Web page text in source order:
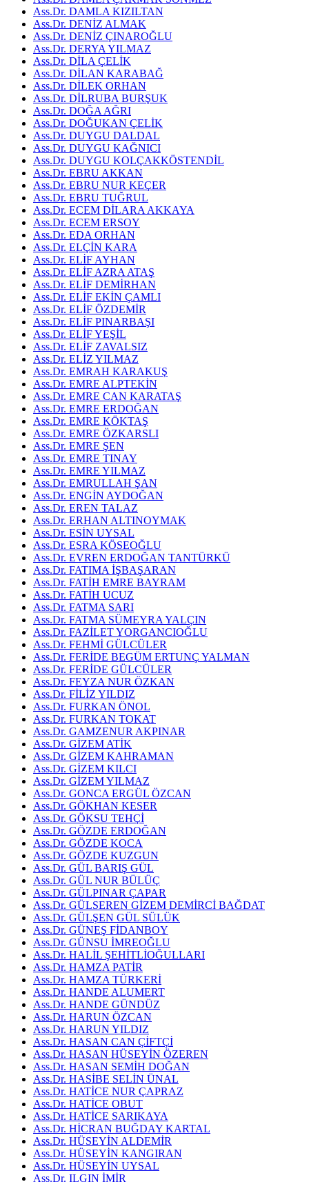
Ass.Dr. DAMLA KIZILTAN
Ass.Dr. DENİZ ALMAK
Ass.Dr. DENİZ ÇINAROĞLU
Ass.Dr. DERYA YILMAZ
Ass.Dr. DİLA ÇELİK
Ass.Dr. DİLAN KARABAĞ
Ass.Dr. DİLEK ORHAN
Ass.Dr. DİLRUBA BURŞUK
Ass.Dr. DOĞA AĞRI
Ass.Dr. DOĞUKAN ÇELİK
Ass.Dr. DUYGU DALDAL
Ass.Dr. DUYGU KAĞNICI
Ass.Dr. DUYGU KOLÇAKKÖSTENDİL
Ass.Dr. EBRU AKKAN
Ass.Dr. EBRU NUR KEÇER
Ass.Dr. EBRU TUĞRUL
Ass.Dr. ECEM DİLARA AKKAYA
Ass.Dr. ECEM ERSOY
Ass.Dr. EDA ORHAN
Ass.Dr. ELÇİN KARA
Ass.Dr. ELİF AYHAN
Ass.Dr. ELİF AZRA ATAŞ
Ass.Dr. ELİF DEMİRHAN
Ass.Dr. ELİF EKİN ÇAMLI
Ass.Dr. ELİF ÖZDEMİR
Ass.Dr. ELİF PINARBAŞI
Ass.Dr. ELİF YEŞİL
Ass.Dr. ELİF ZAVALSIZ
Ass.Dr. ELİZ YILMAZ
Ass.Dr. EMRAH KARAKUŞ
Ass.Dr. EMRE ALPTEKİN
Ass.Dr. EMRE CAN KARATAŞ
Ass.Dr. EMRE ERDOĞAN
Ass.Dr. EMRE KÖKTAŞ
Ass.Dr. EMRE ÖZKARSLI
Ass.Dr. EMRE ŞEN
Ass.Dr. EMRE TINAY
Ass.Dr. EMRE YILMAZ
Ass.Dr. EMRULLAH ŞAN
Ass.Dr. ENGİN AYDOĞAN
Ass.Dr. EREN TALAZ
Ass.Dr. ERHAN ALTINOYMAK
Ass.Dr. ESİN UYSAL
Ass.Dr. ESRA KÖSEOĞLU
Ass.Dr. EVREN ERDOĞAN TANTÜRKÜ
Ass.Dr. FATIMA İŞBAŞARAN
Ass.Dr. FATİH EMRE BAYRAM
Ass.Dr. FATİH UCUZ
Ass.Dr. FATMA SARI
Ass.Dr. FATMA SÜMEYRA YALÇIN
Ass.Dr. FAZİLET YORGANCIOĞLU
Ass.Dr. FEHMİ GÜLCÜLER
Ass.Dr. FERİDE BEGÜM ERTUNÇ YALMAN
Ass.Dr. FERİDE GÜLCÜLER
Ass.Dr. FEYZA NUR ÖZKAN
Ass.Dr. FİLİZ YILDIZ
Ass.Dr. FURKAN ÖNOL
Ass.Dr. FURKAN TOKAT
Ass.Dr. GAMZENUR AKPINAR
Ass.Dr. GİZEM ATİK
Ass.Dr. GİZEM KAHRAMAN
Ass.Dr. GİZEM KILCI
Ass.Dr. GİZEM YILMAZ
Ass.Dr. GONCA ERGÜL ÖZCAN
Ass.Dr. GÖKHAN KESER
Ass.Dr. GÖKSU TEHÇİ
Ass.Dr. GÖZDE ERDOĞAN
Ass.Dr. GÖZDE KOCA
Ass.Dr. GÖZDE KUZGUN
Ass.Dr. GÜL BARIŞ GÜL
Ass.Dr. GÜL NUR BÜLÜÇ
Ass.Dr. GÜLPINAR ÇAPAR
Ass.Dr. GÜLSEREN GİZEM DEMİRCİ BAĞDAT
Ass.Dr. GÜLŞEN GÜL SÜLÜK
Ass.Dr. GÜNEŞ FİDANBOY
Ass.Dr. GÜNSU İMREOĞLU
Ass.Dr. HALİL ŞEHİTLİOĞULLARI
Ass.Dr. HAMZA PATİR
Ass.Dr. HAMZA TÜRKERİ
Ass.Dr. HANDE ALUMERT
Ass.Dr. HANDE GÜNDÜZ
Ass.Dr. HARUN ÖZCAN
Ass.Dr. HARUN YILDIZ
Ass.Dr. HASAN CAN ÇİFTÇİ
Ass.Dr. HASAN HÜSEYİN ÖZEREN
Ass.Dr. HASAN SEMİH DOĞAN
Ass.Dr. HASİBE SELİN ÜNAL
Ass.Dr. HATİCE NUR ÇAPRAZ
Ass.Dr. HATİCE OBUT
Ass.Dr. HATİCE SARIKAYA
Ass.Dr. HİCRAN BUĞDAY KARTAL
Ass.Dr. HÜSEYİN ALDEMİR
Ass.Dr. HÜSEYİN KANGIRAN
Ass.Dr. HÜSEYİN UYSAL
Ass.Dr. ILGIN İMİR